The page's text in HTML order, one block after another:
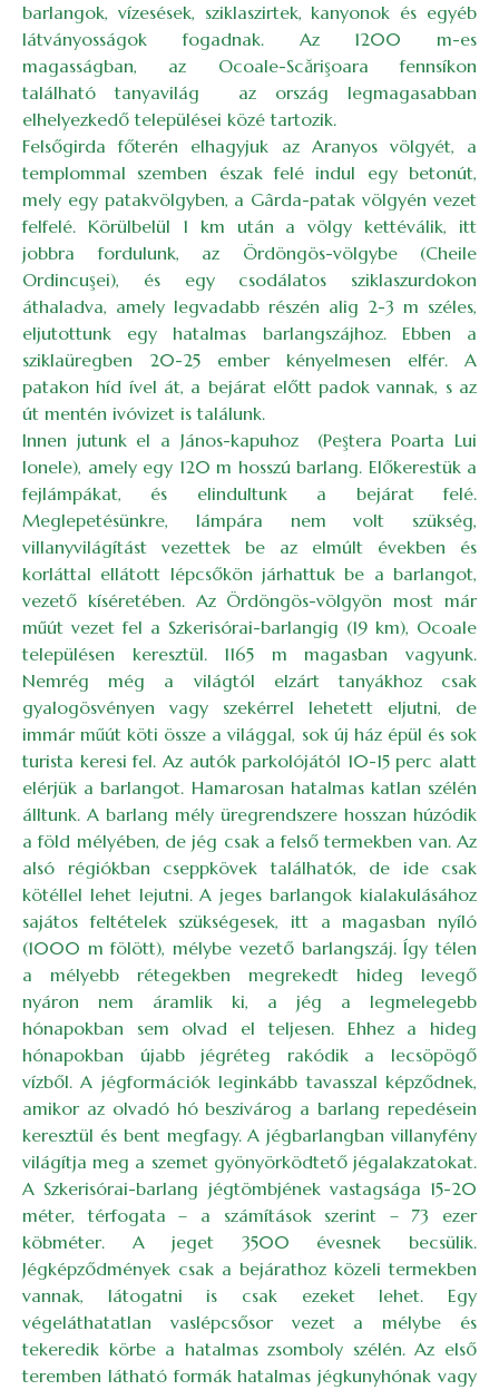
barlangok, vízesések, sziklaszirtek, kanyonok és egyéb
látványosságok fogadnak. Az 1200 m-es
magasságban, az Ocoale-Scărişoara fennsíkon
található tanyavilág az ország legmagasabban
elhelyezkedő települései közé tartozik.
Felsőgirda főterén elhagyjuk az Aranyos völgyét, a
templommal szemben észak felé indul egy betonút,
mely egy patakvölgyben, a Gârda-patak völgyén vezet
felfelé. Körülbelül 1 km után a völgy kettéválik, itt
jobbra fordulunk, az Ördöngös-völgybe (Cheile
Ordincuşei), és egy csodálatos sziklaszurdokon
áthaladva, amely legvadabb részén alig 2-3 m széles,
eljutottunk egy hatalmas barlangszájhoz. Ebben a
sziklaüregben 20-25 ember kényelmesen elfér. A
patakon híd ível át, a bejárat előtt padok vannak, s az
út mentén ivóvizet is találunk.
Innen jutunk el a János-kapuhoz (Peştera Poarta Lui
Ionele), amely egy 120 m hosszú barlang. Előkerestük a
fejlámpákat, és elindultunk a bejárat felé.
Meglepetésünkre, lámpára nem volt szükség,
villanyvilágítást vezettek be az elmúlt években és
korláttal ellátott lépcsőkön járhattuk be a barlangot,
vezető kíséretében. Az Ördöngös-völgyön most már
műút vezet fel a Szkerisórai-barlangig (19 km), Ocoale
településen keresztül. 1165 m magasban vagyunk.
Nemrég még a világtól elzárt tanyákhoz csak
gyalogösvényen vagy szekérrel lehetett eljutni, de
immár műút köti össze a világgal, sok új ház épül és sok
turista keresi fel. Az autók parkolójától 10-15 perc alatt
elérjük a barlangot. Hamarosan hatalmas katlan szélén
álltunk. A barlang mély üregrendszere hosszan húzódik
a föld mélyében, de jég csak a felső termekben van. Az
alsó régiókban cseppkövek találhatók, de ide csak
kötéllel lehet lejutni. A jeges barlangok kialakulásához
sajátos feltételek szükségesek, itt a magasban nyíló
(1000 m fölött), mélybe vezető barlangszáj. Így télen
a mélyebb rétegekben megrekedt hideg levegő
nyáron nem áramlik ki, a jég a legmelegebb
hónapokban sem olvad el teljesen. Ehhez a hideg
hónapokban újabb jégréteg rakódik a lecsöpögő
vízből. A jégformációk leginkább tavasszal képződnek,
amikor az olvadó hó beszivárog a barlang repedésein
keresztül és bent megfagy. A jégbarlangban villanyfény
világítja meg a szemet gyönyörködtető jégalakzatokat.
A Szkerisórai-barlang jégtömbjének vastagsága 15-20
méter, térfogata – a számítások szerint – 73 ezer
köbméter. A jeget 3500 évesnek becsülik.
Jégképződmények csak a bejárathoz közeli termekben
vannak, látogatni is csak ezeket lehet. Egy
végeláthatatlan vaslépcsősor vezet a mélybe és
tekeredik körbe a hatalmas zsomboly szélén. Az első
teremben látható formák hatalmas jégkunyhónak vagy